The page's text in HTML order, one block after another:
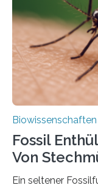
Süßwasseralge
dieser Gruppe
mit
nächsten…
Fossil
Von
Ein seltener